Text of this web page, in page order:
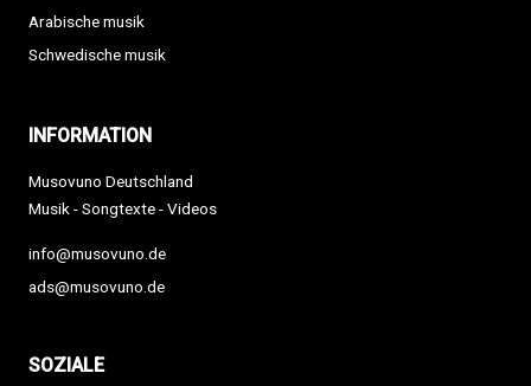
Arabische musik
Schwedische musik
INFORMATION
Musovuno Deutschland
Musik - Songtexte - Videos
info@musovuno.de
ads@musovuno.de
SOZIALE